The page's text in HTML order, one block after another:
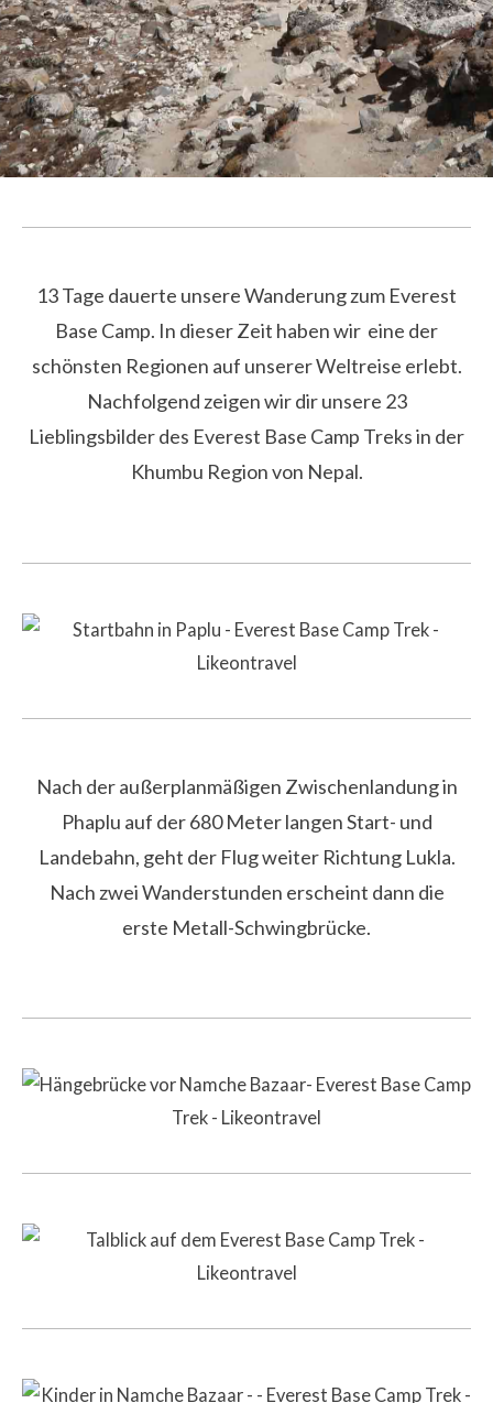
13 Tage dauerte unsere Wanderung zum Everest
Base Camp. In dieser Zeit haben wir eine der
schönsten Regionen auf unserer Weltreise erlebt.
Nachfolgend zeigen wir dir unsere 23
Lieblingsbilder des Everest Base Camp Treks in der
Khumbu Region von Nepal.
Nach der außerplanmäßigen Zwischenlandung in
Phaplu auf der 680 Meter langen Start- und
Landebahn, geht der Flug weiter Richtung Lukla.
Nach zwei Wanderstunden erscheint dann die
erste Metall-Schwingbrücke.